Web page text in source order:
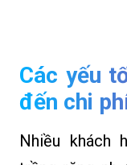
Các yếu
đến chi
Nhiều khách